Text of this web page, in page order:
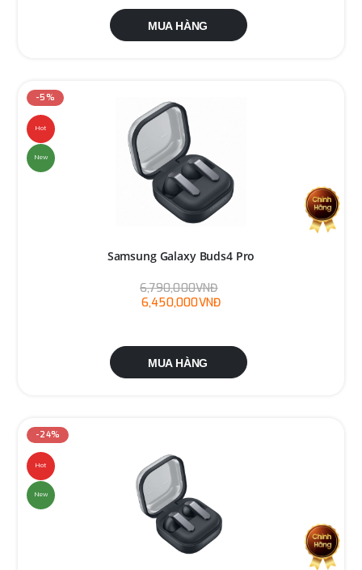
MUA HÀNG
-5%
Hot
New
Samsung Galaxy Buds4 Pro
6,790,000VNĐ
6,450,000VNĐ
MUA HÀNG
-24%
Hot
New